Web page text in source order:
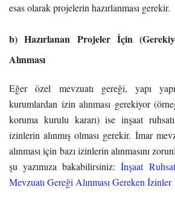
esas olarak projelerin hazırlanması gerekir.
b) Hazırlanan Projeler İçin
Alınması
Eğer özel mevzuatı gereği, yapı
kurumlardan izin alınması gerekiyor
koruma kurulu kararı) ise inşaat
izinlerin alınmış olması gerekir. İmar
alınması için bazı izinlerin alınmasını
şu yazımıza bakabilirsiniz:İnşaat
Mevzuatı Gereği Alınması Gereken İzinler